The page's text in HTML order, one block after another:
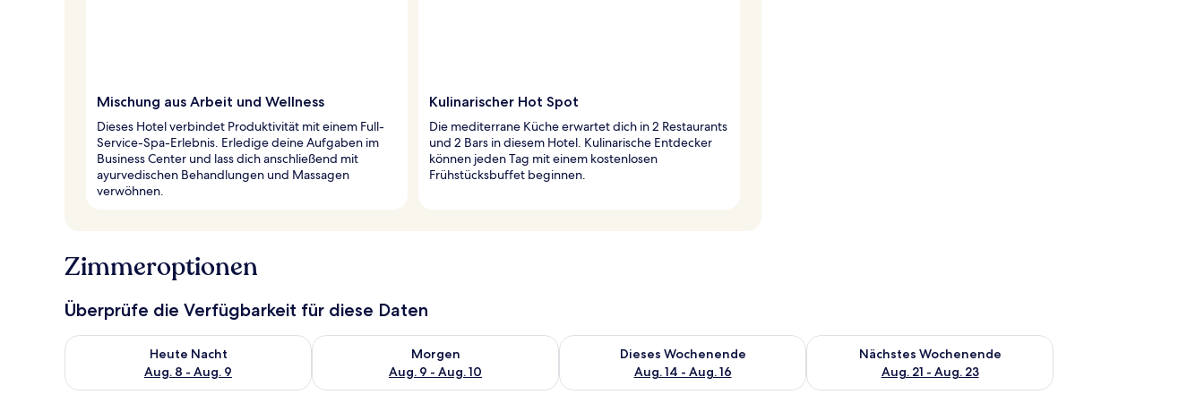
Mischung aus Arbeit und Wellness
Dieses Hotel verbindet Produktivität mit einem Full-
Service-Spa-Erlebnis. Erledige deine Aufgaben im
Business Center und lass dich anschließend mit
ayurvedischen Behandlungen und Massagen
verwöhnen.
Kulinarischer Hot Spot
Die mediterrane Küche erwartet dich in 2 Restaurants
und 2 Bars in diesem Hotel. Kulinarische Entdecker
können jeden Tag mit einem kostenlosen
Frühstücksbuffet beginnen.
Zimmeroptionen
Überprüfe die Verfügbarkeit für diese Daten
Heute Nacht
Aug. 8 - Aug. 9
Überprüfe die Verfügbarkeit für heute Nacht, Aug. 8 - Aug. 9.
Morgen
Aug. 9 - Aug. 10
Überprüfe die Verfügbarkeit für morgen, Aug. 9 - Aug. 10.
Dieses Wochenende
Aug. 14 - Aug. 16
Überprüfe die Verfügbarkeit für dieses Wochenende, Aug. 14 - Aug. 16.
Nächstes Wochenende
Aug. 21 - Aug. 23
Überprüfe die Verfügbarkeit für nächstes Wochenende, Aug.